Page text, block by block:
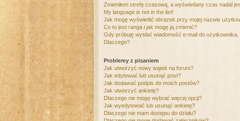
Zmieniłem strefę czasową, a wyświetlany czas nadal
My language is not in the list!
Jak mogę wyświetlić obrazek przy mojej nazwie
Co to jest ranga i jak mogę ją zmienić?
Gdy próbuję wysłać wiadomość e-mail do
Dlaczego?
Problemy z pisaniem
Jak utworzyć nowy wątek na forum?
Jak edytować lub usunąć post?
Jak dodawać podpis do moich postów?
Jak utworzyć ankietę?
Dlaczego nie mogę wybrać więcej opcji?
Jak wyedytować lub usunąć ankietę?
Dlaczego nie mam dostępu do działu?